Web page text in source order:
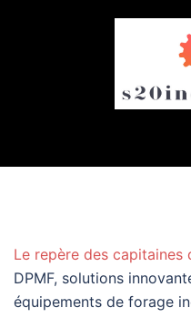
Le repère des capitaines
DPMF, solutions
équipements de forage